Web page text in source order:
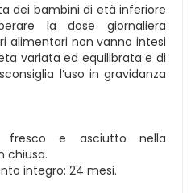
dei bambini di età inferiore
la dose giornaliera
alimentari non vanno intesi
variata ed equilibrata e di
l’uso in gravidanza
fresco e asciutto nella
chiusa.
integro: 24 mesi.